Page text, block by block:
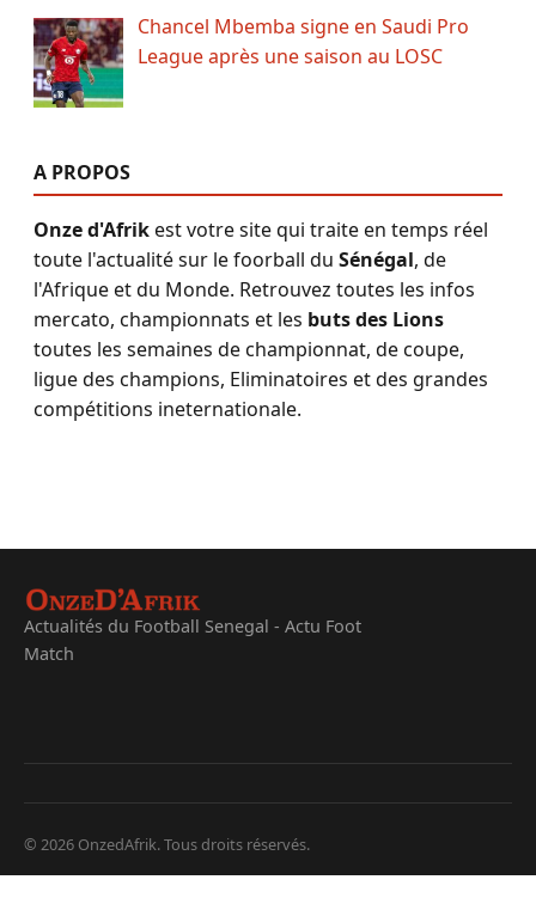
Chancel Mbemba signe en Saudi Pro
League après une saison au LOSC
A PROPOS
Onze d'Afrikest votre site qui traite en temps réel
toute l'actualité sur le foorball du Sénégal, de
l'Afrique et du Monde. Retrouvez toutes les infos
mercato, championnats et les buts des Lions
toutes les semaines de championnat, de coupe,
ligue des champions, Eliminatoires et des grandes
compétitions ineternationale.
Actualités du Football Senegal - Actu Foot
Match
© 2026 OnzedAfrik. Tous droits réservés.